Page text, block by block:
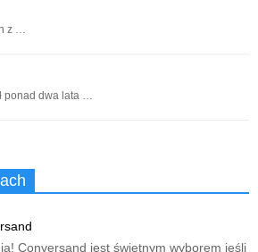
z …
ponad dwa lata …
Conversand jest świetnym wyborem jeśli